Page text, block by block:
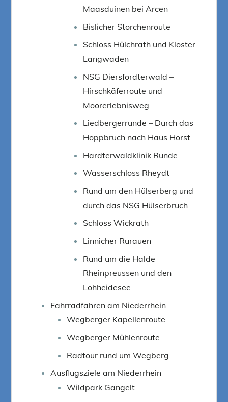
Maasduinen bei Arcen
Bislicher Storchenroute
Schloss Hülchrath und Kloster
Langwaden
NSG Diersfordterwald –
Hirschkäferroute und
Moorerlebnisweg
Liedbergerrunde – Durch das
Hoppbruch nach Haus Horst
Hardterwaldklinik Runde
Wasserschloss Rheydt
Rund um den Hülserberg und
durch das NSG Hülserbruch
Schloss Wickrath
Linnicher Rurauen
Rund um die Halde
Rheinpreussen und den
Lohheidesee
Fahrradfahren am Niederrhein
Wegberger Kapellenroute
Wegberger Mühlenroute
Radtour rund um Wegberg
Ausflugsziele am Niederrhein
Wildpark Gangelt